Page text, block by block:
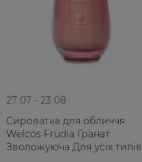
27 07 - 23 08
Сироватка для обличчя
Welcos Frudia Гранат
Зволожуюча Для усіх типів